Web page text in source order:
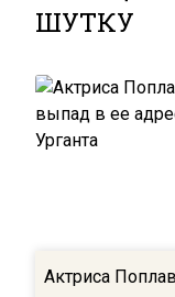
ШУТКУ
Актриса